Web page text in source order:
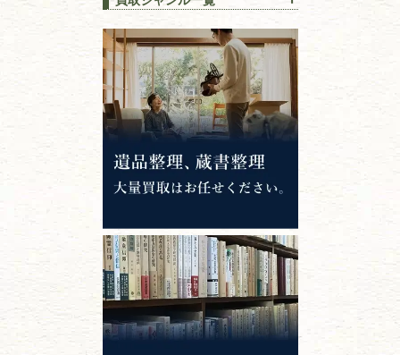
江戸時代の書物
唐本・漢籍・
中国書物・朝鮮本
錦絵・浮世絵・版画・刷り物
専門書・ 学術書
哲学書・思想書
心理学・倫理学
仏教書
神道・神社仏閣